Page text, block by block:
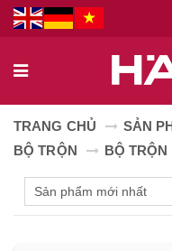
TRANG CHỦ SẢN
BỘ TRỘN
BỘ